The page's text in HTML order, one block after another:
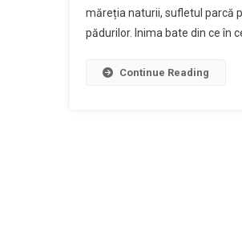
măreția naturii, sufletul parcă
pădurilor. Inima bate din ce în
Continue Reading